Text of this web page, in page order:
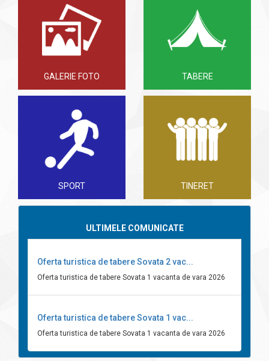
GALERIE FOTO TABERE
SPORT TINERET
ULTIMELE COMUNICATE
Oferta turistica de tabere Sovata 2 vac...
Oferta turistica de tabere Sovata 1 vacanta de vara 2026
Oferta turistica de tabere Sovata 1 vac...
Oferta turistica de tabere Sovata 1 vacanta de vara 2026